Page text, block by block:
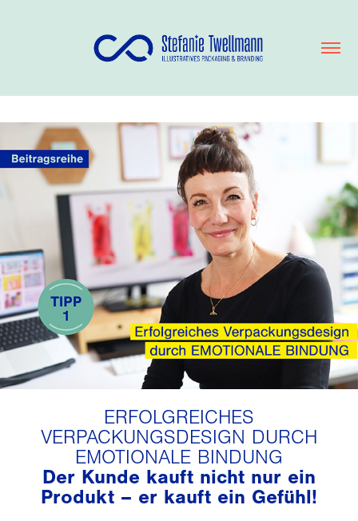
ERFOLGREICHES
VERPACKUNGSDESIGN DURCH
EMOTIONALE BINDUNG
Der Kunde kauft nicht nur ein
Produkt – er kauft ein Gefühl!